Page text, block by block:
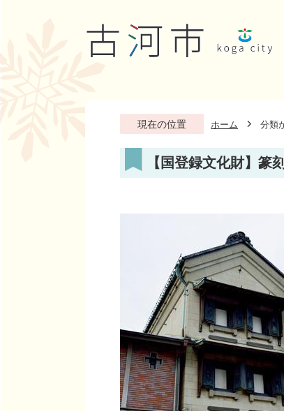
現在の位置 ホーム 分類
【国登録文化財】篆